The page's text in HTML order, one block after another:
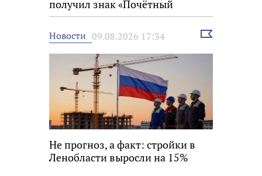
получил знак «Почётный
строитель России»
Новости 09.08.2026 17:34
Выбрать
Не прогноз, а факт: стройки в
Ленобласти выросли на 15%